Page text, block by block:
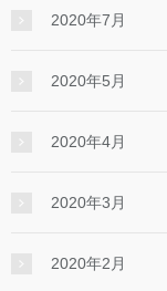
2020年7月
2020年5月
2020年4月
2020年3月
2020年2月